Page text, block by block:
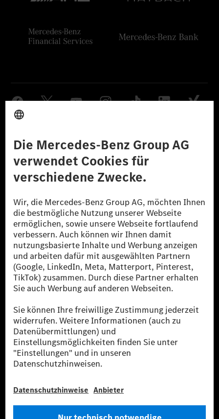
Datenschutz Lizenzhinweise Dritter Barrierefreiheit
© 2026 Mercedes-Benz Group AG. Alle Rechte vorbehalten.
[1] Bilanziell CO₂-neutral bedeutet, dass nicht vermiedene oder nicht
reduzierte CO₂-Emissionen bei der Mercedes-Benz Group durch
zertifizierte Ausgleichsprojekte kompensiert werden.
[2] Renewable Charging ist ein integraler Bestandteil von MB.CHARGE
Public in Europa, den USA, Kanada und China. Sofern an der jeweiligen
Ladestation noch kein Strom aus erneuerbaren Energien vorliegt,
verwendet Renewable Charging Grünstromzertifikate*. Diese stellen
sicher, dass für Ladevorgänge über MB.CHARGE Public eine äquivalente
Strommenge aus erneuerbaren Energien ins Stromnetz eingespeist wird.
* Inkl. EKOenergy Ökolabel
* Die angegebenen Werte wurden nach dem vorgeschriebenen
Messverfahren WLTP (Worldwide harmonised Light vehicles Test
Procedure) ermittelt. Die angegebenen Spannweiten beziehen sich auf
den europäischen Markt. Der Energieverbrauch und der CO₂-Ausstoß
eines Pkw sind nicht nur von der effizienten Ausnutzung des Kraftstoffs
bzw. des Energieträgers durch den Pkw, sondern auch vom Fahrstil und
** Der Stromverbrauch wurde auf der Grundlage der VO 692/2008/EG
Fahrzeugkonfiguration.